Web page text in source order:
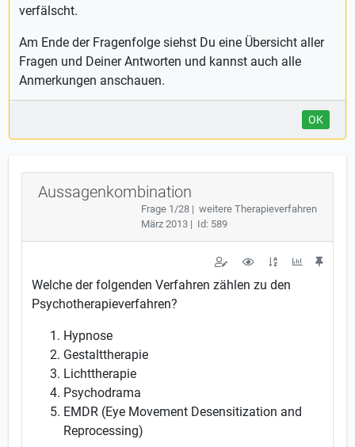
verfälscht.
Am Ende der Fragenfolge siehst Du eine Übersicht aller
Fragen und Deiner Antworten und kannst auch alle
Anmerkungen anschauen.
OK
Aussagenkombination
Frage 1/28 | weitere Therapieverfahren
März 2013 | Id: 589
Welche der folgenden Verfahren zählen zu den
Psychotherapieverfahren?
Hypnose
Gestalttherapie
Lichttherapie
Psychodrama
EMDR (Eye Movement Desensitization and
Reprocessing)